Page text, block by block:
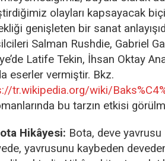
olayları kapsayacak
genişleten bir sanat
Salman Rushdie, Gabriel
Latife Tekin, İhsan Oktay
eserler vermiştir. Bkz.
tr.wikipedia.org/wiki/
bu tarzın etkisi
Hikâyesi: Bota, deve yavrusu
yavrusunu kaybeden